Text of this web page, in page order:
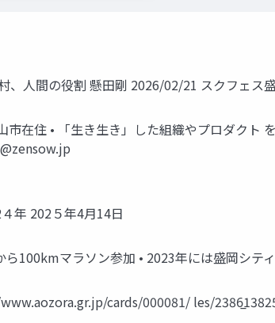
、人間の役割 懸田剛 2026/02/21 スクフェス
在住 • 「生き生き」した組織やプロダクト
年 202５年4月14日
100kmマラソン参加 • 2023年には盛岡シテ
cards/000081/ les/